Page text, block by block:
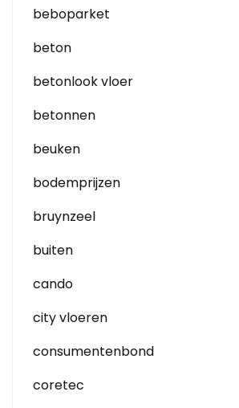
beboparket
beton
betonlook vloer
betonnen
beuken
bodemprijzen
bruynzeel
buiten
cando
city vloeren
consumentenbond
coretec